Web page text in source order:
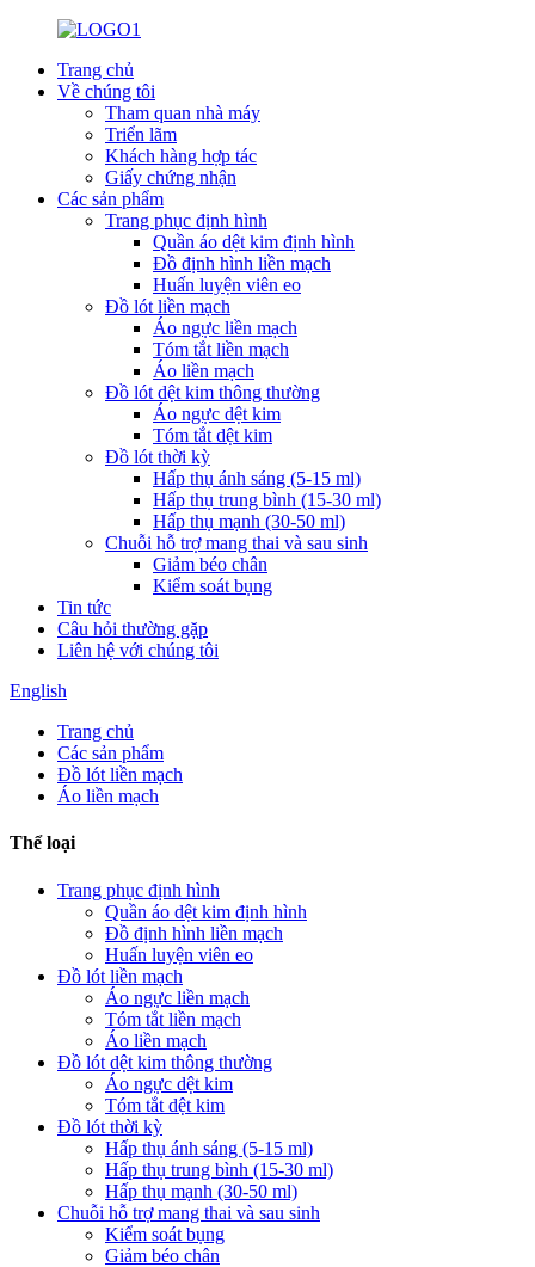
Trang chủ
Về chúng tôi
Tham quan nhà máy
Triển lãm
Khách hàng hợp tác
Giấy chứng nhận
Các sản phẩm
Trang phục định hình
Quần áo dệt kim định hình
Đồ định hình liền mạch
Huấn luyện viên eo
Đồ lót liền mạch
Áo ngực liền mạch
Tóm tắt liền mạch
Áo liền mạch
Đồ lót dệt kim thông thường
Áo ngực dệt kim
Tóm tắt dệt kim
Đồ lót thời kỳ
Hấp thụ ánh sáng (5-15 ml)
Hấp thụ trung bình (15-30 ml)
Hấp thụ mạnh (30-50 ml)
Chuỗi hỗ trợ mang thai và sau sinh
Giảm béo chân
Kiểm soát bụng
Tin tức
Câu hỏi thường gặp
Liên hệ với chúng tôi
English
Trang chủ
Các sản phẩm
Đồ lót liền mạch
Áo liền mạch
Thể loại
Trang phục định hình
Quần áo dệt kim định hình
Đồ định hình liền mạch
Huấn luyện viên eo
Đồ lót liền mạch
Áo ngực liền mạch
Tóm tắt liền mạch
Áo liền mạch
Đồ lót dệt kim thông thường
Áo ngực dệt kim
Tóm tắt dệt kim
Đồ lót thời kỳ
Hấp thụ ánh sáng (5-15 ml)
Hấp thụ trung bình (15-30 ml)
Hấp thụ mạnh (30-50 ml)
Chuỗi hỗ trợ mang thai và sau sinh
Kiểm soát bụng
Giảm béo chân